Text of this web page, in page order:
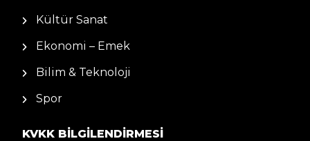
Kültür Sanat
Ekonomi – Emek
Bilim & Teknoloji
Spor
KVKK BILGILENDIRMESI